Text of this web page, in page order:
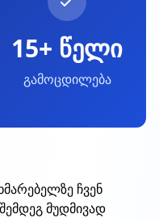
15+ წელი
გამოცდილება
ჩვენ
მუდმივად